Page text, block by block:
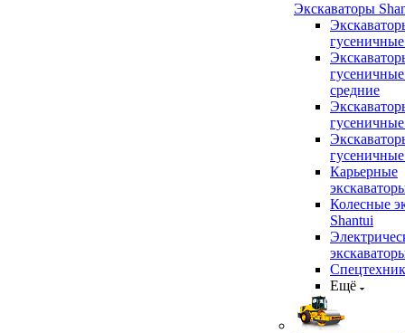
Экскаваторы
средние
Карьерные
Колесные
Shantui
Ещё